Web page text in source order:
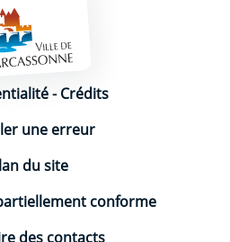
légales
-Crédits
une erreur
du site
conforme
des contacts